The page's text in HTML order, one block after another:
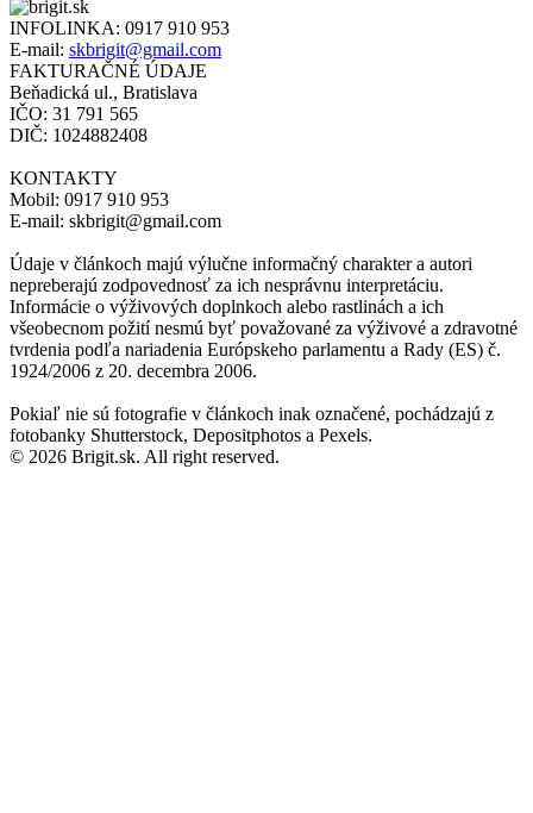
INFOLINKA: 0917 910 953
E-mail: skbrigit@gmail.com
FAKTURAČNÉ ÚDAJE
Beňadická ul., Bratislava
IČO: 31 791 565
DIČ: 1024882408
KONTAKTY
Mobil: 0917 910 953
E-mail: skbrigit@gmail.com
Údaje v článkoch majú výlučne informačný charakter a autori
nepreberajú zodpovednosť za ich nesprávnu interpretáciu.
Informácie o výživových doplnkoch alebo rastlinách a ich
všeobecnom požití nesmú byť považované za výživové a zdravotné
tvrdenia podľa nariadenia Európskeho parlamentu a Rady (ES) č.
1924/2006 z 20. decembra 2006.
Pokiaľ nie sú fotografie v článkoch inak označené, pochádzajú z
fotobanky Shutterstock, Depositphotos a Pexels.
© 2026 Brigit.sk. All right reserved.